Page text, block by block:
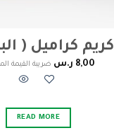
كريم كراميل (
8,00 ر.س ضريبة القيمة
READ MORE